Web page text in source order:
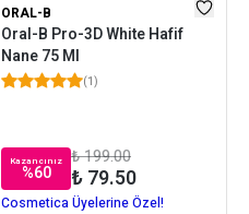
ORAL-B
Oral-B Pro-3D White Hafif
Nane 75 Ml
(1)
Kazancınız
%60
₺ 199.00
₺ 79.50
Cosmetica Üyelerine Özel!